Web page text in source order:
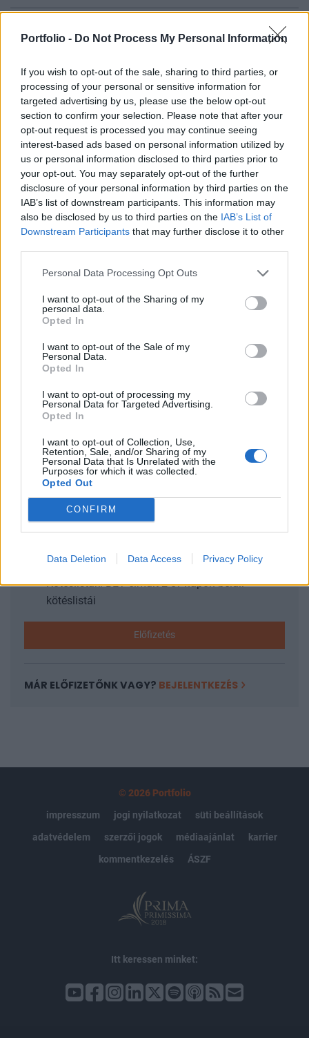
Portfolio - Do Not Process My Personal Information
If you wish to opt-out of the sale, sharing to third parties, or
processing of your personal or sensitive information for
targeted advertising by us, please use the below opt-out
section to confirm your selection. Please note that after your
opt-out request is processed you may continue seeing
interest-based ads based on personal information utilized by
us or personal information disclosed to third parties prior to
your opt-out. You may separately opt-out of the further
disclosure of your personal information by third parties on the
IAB’s list of downstream participants. This information may
also be disclosed by us to third parties on the IAB’s List of
Downstream Participants that may further disclose it to other
Personal Data Processing Opt Outs
I want to opt-out of the Sharing of my
personal data.
Opted In
I want to opt-out of the Sale of my
Personal Data.
Opted In
I want to opt-out of processing my
Personal Data for Targeted Advertising.
Opted In
I want to opt-out of Collection, Use,
Retention, Sale, and/or Sharing of my
Personal Data that Is Unrelated with the
Purposes for which it was collected.
Opted Out
CONFIRM
Data Deletion Data Access Privacy Policy
2024. április 17. 09:27
Mike Johnson, az amerikai képviselőház elnöke
kijelentette, hogy nem fog lemondani, annak
ellenére, hogy újabb képviselőtársa csatlakozott a
republikánusok trumpista vonalához tartozó
Marjorie Taylor Greene elmozdítási indítványához.
A házelnökön azután vált még nagyobbá a
nyomás, hogy tegnap bejelentette: a szenátusban
egy csomagként megszavazott, Ukrajna, Izrael és
az indo-csendes-óceáni régió megsegítését célzó
törvénytervezeteket különálló javaslatokként
fogja a Kongresszus alsóháza elé vinni - írja az
Associated Press.
Nem mondok le - szögezte le Mike Johnson, az amerikai
képviselőház republikánus elnöke tegnapi
hogy véleményem szerint abszurd, hogy valaki az
elmozdításomat kezdeményezi, amikor egyszerűen a
nem segíti az országot, és nem viszi előre a képviselőházi
republikánusokat...
KEDVES OLVASÓNK!
A keresett cikk a portfolio.hu hírarchívumához
tartozik, melynek olvasása előfizetéses
regisztrációhoz kötött.
Portfolio.hu teljes cikkarchívum
Kötéslisták: BÉT elmúlt 2 év napon belüli
kötéslistái
Előfizetés
MÁR ELŐFIZETŐNK VAGY? BEJELENTKEZÉS
© 2026 Portfolio
impresszum
jogi nyilatkozat
süti beállítások
adatvédelem
szerzői jogok médiaajánlat
karrier
kommentkezelés
ÁSZF
Itt keressen minket: